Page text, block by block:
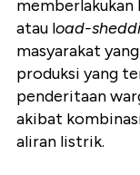
atau load-
masyarakat
produksi yang
penderitaan
akibat
aliran listrik.